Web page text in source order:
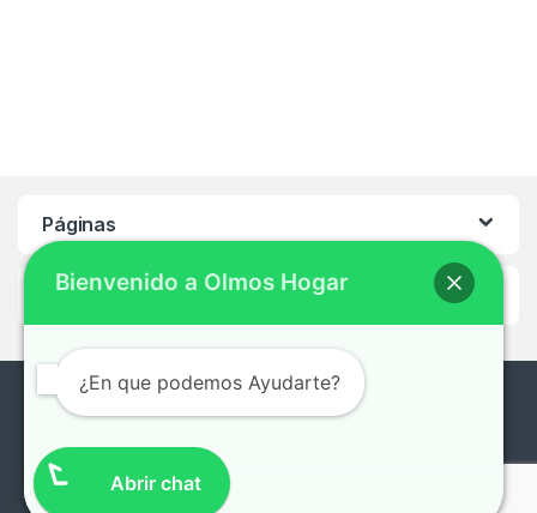
Páginas
Ayuda
¿En que te podemos ayudar?
0221-496-2922 /
Bienvenido a Olmos Hogar
¿En que podemos Ayudarte?
Abrir chat